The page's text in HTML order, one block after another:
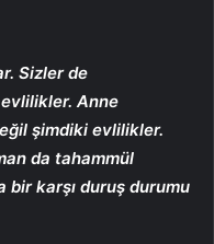
Sizler de
Anne
şimdiki evlilikler.
da tahammül
bir karşı duruş durumu